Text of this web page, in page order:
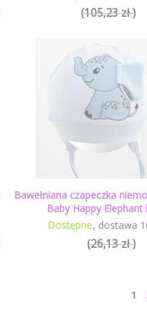
(105,23 zł )
Bawełniana czapeczka
Baby Happy Elephant
Dostępne dostawa
(26,13 zł )
1